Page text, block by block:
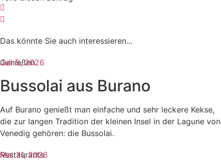
Das könnte Sie auch interessieren...​
Genießen
Bussolai aus Burano
Auf Burano genießt man einfache und sehr leckere Kekse,
die zur langen Tradition der kleinen Insel in der Lagune von
Venedig gehören: die Bussolai.
Juli 5, 2026
Restaurants
Mai 31, 2026